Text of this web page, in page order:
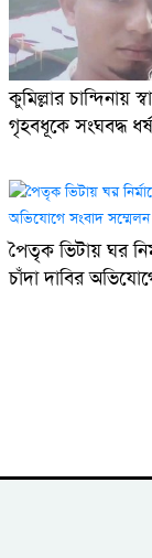
কুমিল্লার চান্দিনায়
গৃহবধূকে সংঘবদ্ধ
পৈতৃক ভিটায় ঘর
চাঁদা দাবির